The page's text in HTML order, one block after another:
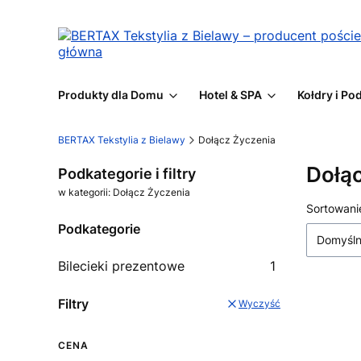
Produkty dla Domu Hotel & SPA Kołdry i
BERTAX Tekstylia z Bielawy Dołącz Życzenia
Podkategorie i filtry
w kategorii: Dołącz Życzenia
Podkategorie
Bilecieki prezentowe 1
Filtry Wyczyść
CENA
Lista